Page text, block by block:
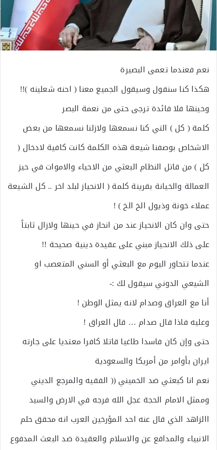
نعم فعندما تعمى البصيرة
هكذا كنا سنقول وسيقول الجميع معنا ( احنه شعلينه )!!
وحينها فلا فائدة ترجى حتى من نعمة البصر
كلمة ( كل ) التي كنا نسمعها ولازلنا نسمعها من بعض
الاشخاص بوصفنا شيعة هذه الكلمة كانت كافية لادخال (
كل ) من قاتل النظام البعثي من الاحياء والاموات في حيز
العمالة والخيانة بقرينة كلمة ( الانحياز لبلد اخر .. كل الشيعة
عملاء خونة وذيول الخ الخ ) !
حتى وان كان الانحياز عند من انحاز في حينها ولازال ثابتاً
على ذلك الانحياز مبني على عقيدة دينية صحيحة !!
عندما تتحاور اليوم مع البعثي أو السني المتعصب او
الشيعي الدوني سيقول لك :-
أنا مع العراق وصدام لانه يمثل الوطن !
وعليه فاذا قال صدام … قال العراق !
حتى وإن كان فاسدا طاغيا قاتلا كافرا معتديا على جارته
ايران بأوامر من أمريكا والسعودية
نعم انا كبعثي ضد الخميني (( الفقيه والمرجع الديني
وممثل الامام الحجة عجل الله فرجه في الارض والسيد
االزاهد الذي قال عنه احد المؤرخين العرب انه محقق حلم
الانبياء والمدافع عن والاسلام والعقيدة ضد البعث المدفوع